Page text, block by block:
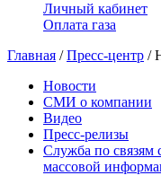
Личный кабинет
Оплата газа
Главная /Пресс-центр /
Новости
СМИ о компании
Видео
Пресс-релизы
Служба по связям
массовой